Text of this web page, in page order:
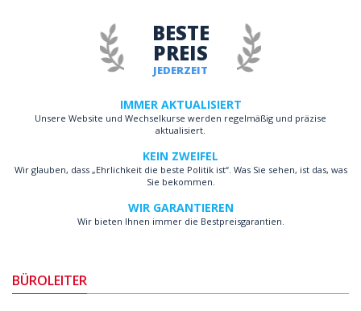
JEDERZEIT
BESTE
PREIS
IMMER AKTUALISIERT
Unsere Website und Wechselkurse werden regelmäßig und präzise
aktualisiert.
KEIN ZWEIFEL
Wir glauben, dass „Ehrlichkeit die beste Politik ist“. Was Sie sehen, ist das, was
Sie bekommen.
WIR GARANTIEREN
Wir bieten Ihnen immer die Bestpreisgarantien.
BÜROLEITER